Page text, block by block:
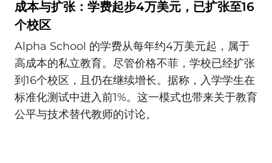
成本与扩张：学费起步4万美元，已扩张至16
个校区
Alpha School 的学费从每年约4万美元起，属于
高成本的私立教育。尽管价格不菲，学校已经扩张
到16个校区，且仍在继续增长。据称，入学学生在
标准化测试中进入前1%。这一模式也带来关于教育
公平与技术替代教师的讨论。